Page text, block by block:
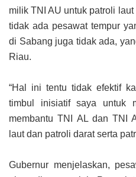
milik TNI AU untuk patroli
tidak ada pesawat tempur
di Sabang juga tidak ada,
Riau.
“Hal ini tentu tidak efektif
timbul inisiatif saya untuk
membantu TNI AL dan TNI
laut dan patroli darat serta
Gubernur menjelaskan,